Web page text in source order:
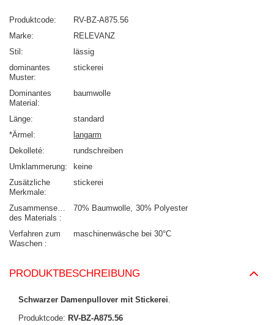
Produktcode
RV-BZ-A875.56
Marke
RELEVANZ
Stil
lässig
dominantes
Muster
stickerei
Dominantes
Material
baumwolle
Länge
standard
*Ärmel
langarm
Dekolleté
rundschreiben
Umklammerung
keine
Zusätzliche
Merkmale
stickerei
Zusammensetzung
des Materials
70% Baumwolle 30% Polyester
Verfahren zum
Waschen
maschinenwäsche bei 30°C
PRODUKTBESCHREIBUNG
Schwarzer Damenpullover mit Stickerei.
Produktcode: RV-BZ-A875.56